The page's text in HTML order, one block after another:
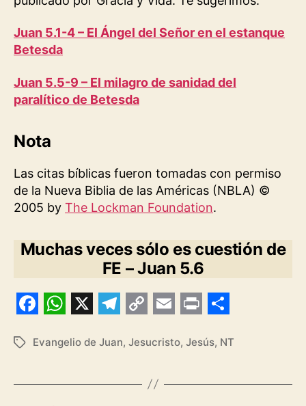
Juan 5.1-4 – El Ángel del Señor en el estanque
Betesda
Juan 5.5-9 – El milagro de sanidad del
paralítico de Betesda
Nota
Las citas bíblicas fueron tomadas con permiso
de la Nueva Biblia de las Américas (NBLA) ©
2005 by The Lockman Foundation.
Muchas veces sólo es cuestión de
FE – Juan 5.6
a
e
h
t
e
e
o
y
m
i
r
n
h
r
Etiquetas
Evangelio de Juan, Jesucristo, Jesús, NT